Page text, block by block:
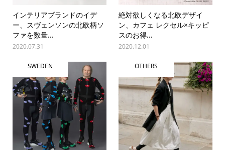
インテリアブランドのイデ
ー、スヴェンソンの北欧柄ソ
ファを数量...
2020.07.31
絶対欲しくなる北欧デザイ
ン、カフェ レクセル×キッピ
スのお得...
2020.12.01
SWEDEN OTHERS